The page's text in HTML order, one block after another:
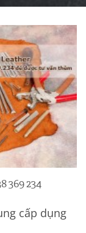
369 234
cấp dụng